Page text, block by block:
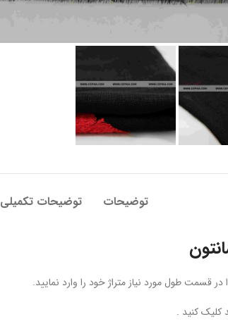
توضیحات توضیحات تکمیلی
قسمت طول مورد نیاز متراژ خود را وارد نمایید.
کلیک کنید .